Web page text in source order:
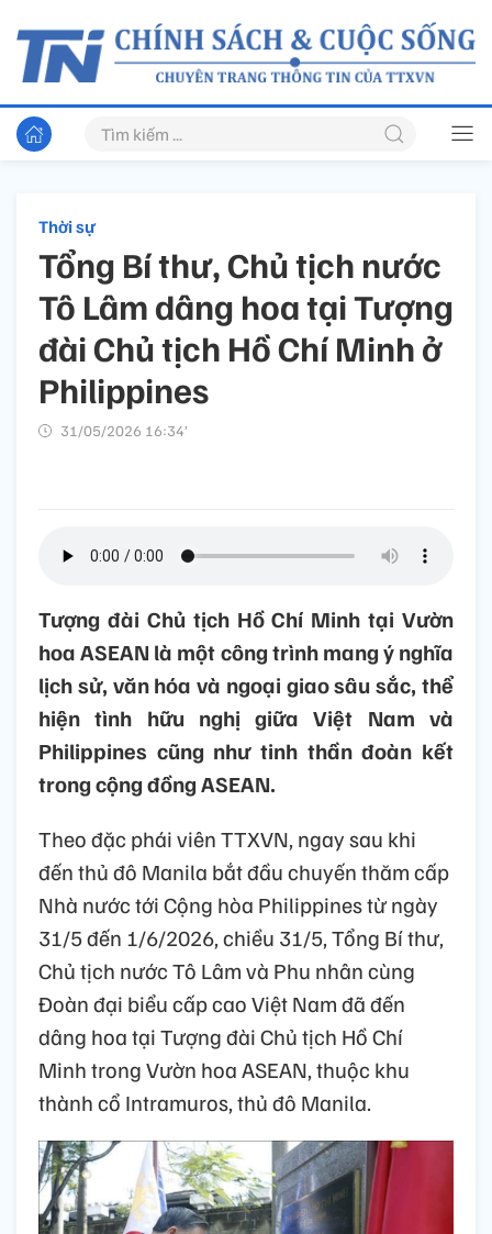
Thời sự
Tổng Bí thư, Chủ tịch nước
Tô Lâm dâng hoa tại Tượng
đài Chủ tịch Hồ Chí Minh ở
Philippines
31/05/2026 16:34’
Tượng đài Chủ tịch Hồ Chí Minh tại Vườn
hoa ASEAN là một công trình mang ý nghĩa
lịch sử, văn hóa và ngoại giao sâu sắc, thể
hiện tình hữu nghị giữa Việt Nam và
Philippines cũng như tinh thần đoàn kết
trong cộng đồng ASEAN.
Theo đặc phái viên TTXVN, ngay sau khi
đến thủ đô Manila bắt đầu chuyến thăm cấp
Nhà nước tới Cộng hòa Philippines từ ngày
31/5 đến 1/6/2026, chiều 31/5, Tổng Bí thư,
Chủ tịch nước Tô Lâm và Phu nhân cùng
Đoàn đại biểu cấp cao Việt Nam đã đến
dâng hoa tại Tượng đài Chủ tịch Hồ Chí
Minh trong Vườn hoa ASEAN, thuộc khu
thành cổ Intramuros, thủ đô Manila.